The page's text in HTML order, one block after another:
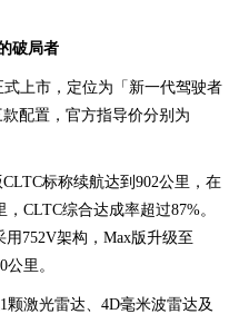
破局者
式上市，定位为「新一代驾驶者
配置，官方指导价分别为
标称续航达到902公里，在
CLTC综合达成率超过87%。
752V架构，Max版升级至
里。
激光雷达、4D毫米波雷达及